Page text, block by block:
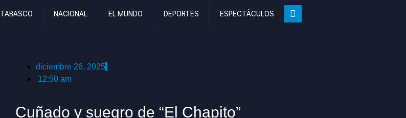
TABASCO NACIONAL EL MUNDO DEPORTES ESPECTÁCULOS
diciembre 26, 2025
12:50 am
Cuñado y suegro de “El Chapito”